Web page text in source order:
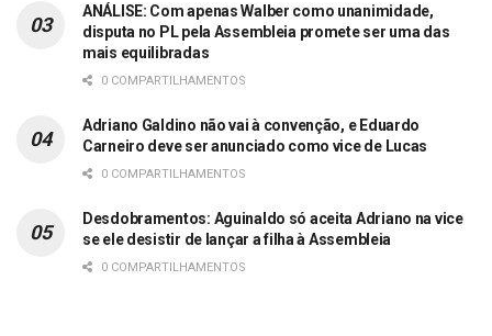
ANÁLISE: Com apenas Walber como unanimidade,
disputa no PL pela Assembleia promete ser uma das
mais equilibradas
0 COMPARTILHAMENTOS
Adriano Galdino não vai à convenção, e Eduardo
Carneiro deve ser anunciado como vice de Lucas
0 COMPARTILHAMENTOS
Desdobramentos: Aguinaldo só aceita Adriano na vice
se ele desistir de lançar a filha à Assembleia
0 COMPARTILHAMENTOS